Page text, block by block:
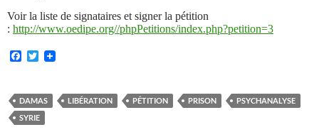
Voir la liste de signataires et signer la pétition
: http://www.oedipe.org//phpPetitions/index.php?petition=3
F
b
o
o
T
t
e
r
DAMAS LIBÉRATION PÉTITION PRISON
PSYCHANALYSE
SYRIE